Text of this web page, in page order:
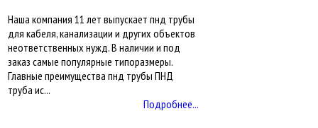
Наша компания 11 лет выпускает пнд трубы
для кабеля, канализации и других объектов
неответственных нужд. В наличии и под
заказ самые популярные типоразмеры.
Главные преимущества пнд трубы ПНД
труба ис...
Подробнее...